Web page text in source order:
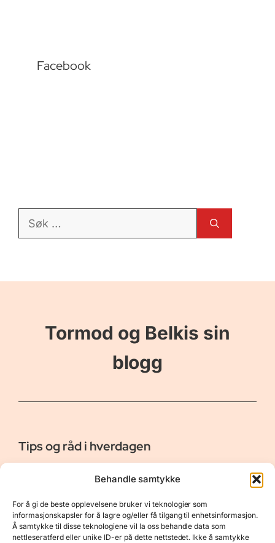
Behandle samtykke
For å gi de beste opplevelsene bruker vi teknologier som
informasjonskapsler for å lagre og/eller få tilgang til enhetsinformasjon.
Å samtykke til disse teknologiene vil la oss behandle data som
nettleseratferd eller unike ID-er på dette nettstedet. Ikke å samtykke
Facebook
Søk
Tormod og Belkis sin
blogg
Tips og råd i hverdagen
Er vår bloggside hvor vi ønsker å dele våre opplevelser og
gi deg råd og tips innen reiser, hotell - og restauranter,
naturopplevelser, personlig pleie, data, film og bøker m.m.
Nyttige Linker
Om oss
Resurser
Personvernerklæring